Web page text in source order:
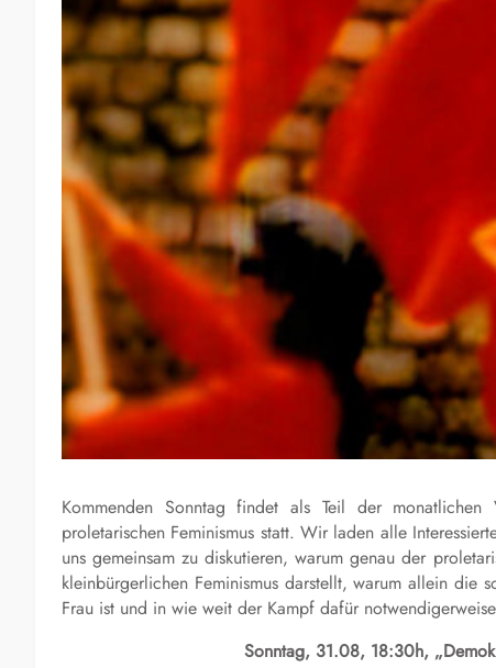
Kommenden Sonntag findet als Teil der
proletarischen Feminismus statt. Wir laden alle
uns gemeinsam zu diskutieren, warum genau der
kleinbürgerlichen Feminismus darstellt, warum allein die
Frau ist und in wie weit der Kampf dafür
Sonntag, 31.08, 18:30h,